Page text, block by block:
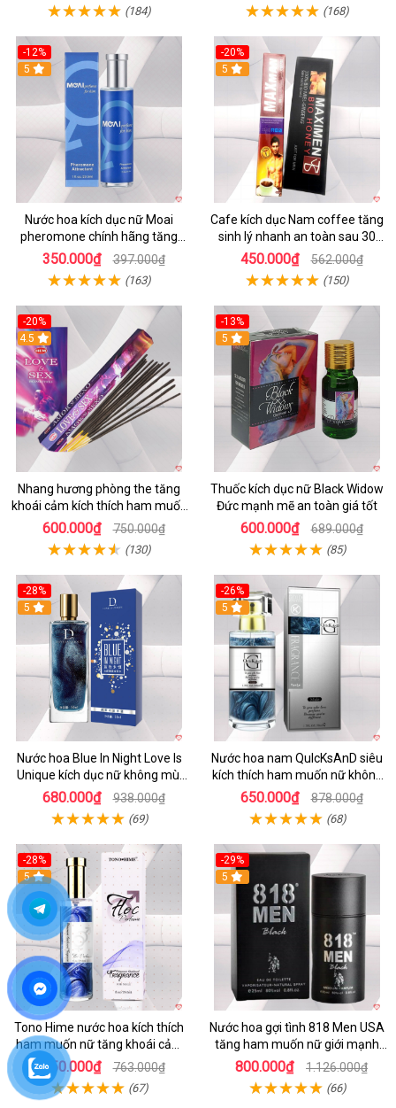
(184) (168)
-12%
5
Nước hoa kích dục nữ Moai
pheromone chính hãng tăng
ham muốn nhanh
350.000₫ 397.000₫
(163)
-20%
5
Cafe kích dục Nam coffee tăng
sinh lý nhanh an toàn sau 30
phút
450.000₫ 562.000₫
(150)
-20%
4.5
Nhang hương phòng the tăng
khoái cảm kích thích ham muốn
nhẹ nhàng
600.000₫ 750.000₫
(130)
-13%
5
Thuốc kích dục nữ Black Widow
Đức mạnh mẽ an toàn giá tốt
600.000₫ 689.000₫
(85)
-28%
5
Nước hoa Blue In Night Love Is
Unique kích dục nữ không mùi
đỉnh cao
680.000₫ 938.000₫
(69)
-26%
5
Nước hoa nam QuIcKsAnD siêu
kích thích ham muốn nữ không
mùi
650.000₫ 878.000₫
(68)
-28%
5
Tono Hime nước hoa kích thích
ham muốn nữ tăng khoái cảm
an toàn
550.000₫ 763.000₫
(67)
-29%
5
Nước hoa gợi tình 818 Men USA
tăng ham muốn nữ giới mạnh
nhất
800.000₫ 1.126.000₫
(66)